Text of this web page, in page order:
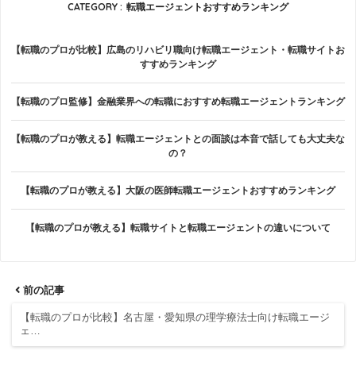
CATEGORY : 転職エージェントおすすめランキング
【転職のプロが比較】広島のリハビリ職向け転職エージェント・転職サイトお
すすめランキング
【転職のプロ監修】金融業界への転職におすすめ転職エージェントランキング
【転職のプロが教える】転職エージェントとの面談は本音で話しても大丈夫な
の？
【転職のプロが教える】大阪の医師転職エージェントおすすめランキング
【転職のプロが教える】転職サイトと転職エージェントの違いについて
前の記事
【転職のプロが比較】名古屋・愛知県の理学療法士向け転職エージ
ェ…